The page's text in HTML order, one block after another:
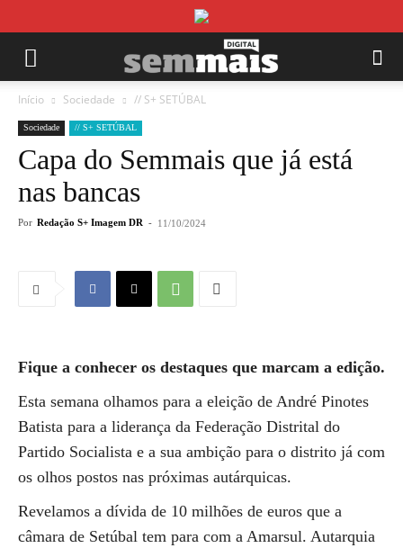
Início Sociedade // S+ SETÚBAL
Sociedade // S+ SETÚBAL
Capa do Semmais que já está
nas bancas
Por Redação S+ Imagem DR - 11/10/2024
Fique a conhecer os destaques que marcam a edição.
Esta semana olhamos para a eleição de André Pinotes
Batista para a liderança da Federação Distrital do
Partido Socialista e a sua ambição para o distrito já com
os olhos postos nas próximas autárquicas.
Revelamos a dívida de 10 milhões de euros que a
câmara de Setúbal tem para com a Amarsul. Autarquia